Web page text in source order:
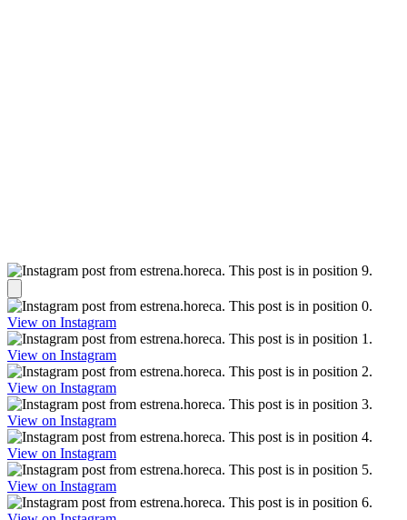
View on Instagram
View on Instagram
View on Instagram
View on Instagram
View on Instagram
View on Instagram